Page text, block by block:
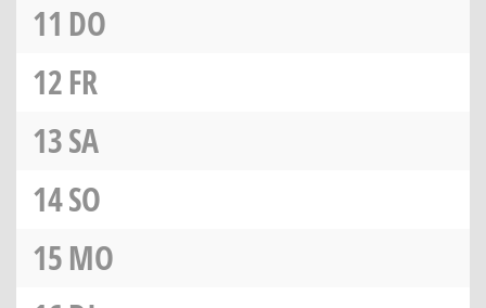
11 DO
12FR
13SA
14SO
15MO